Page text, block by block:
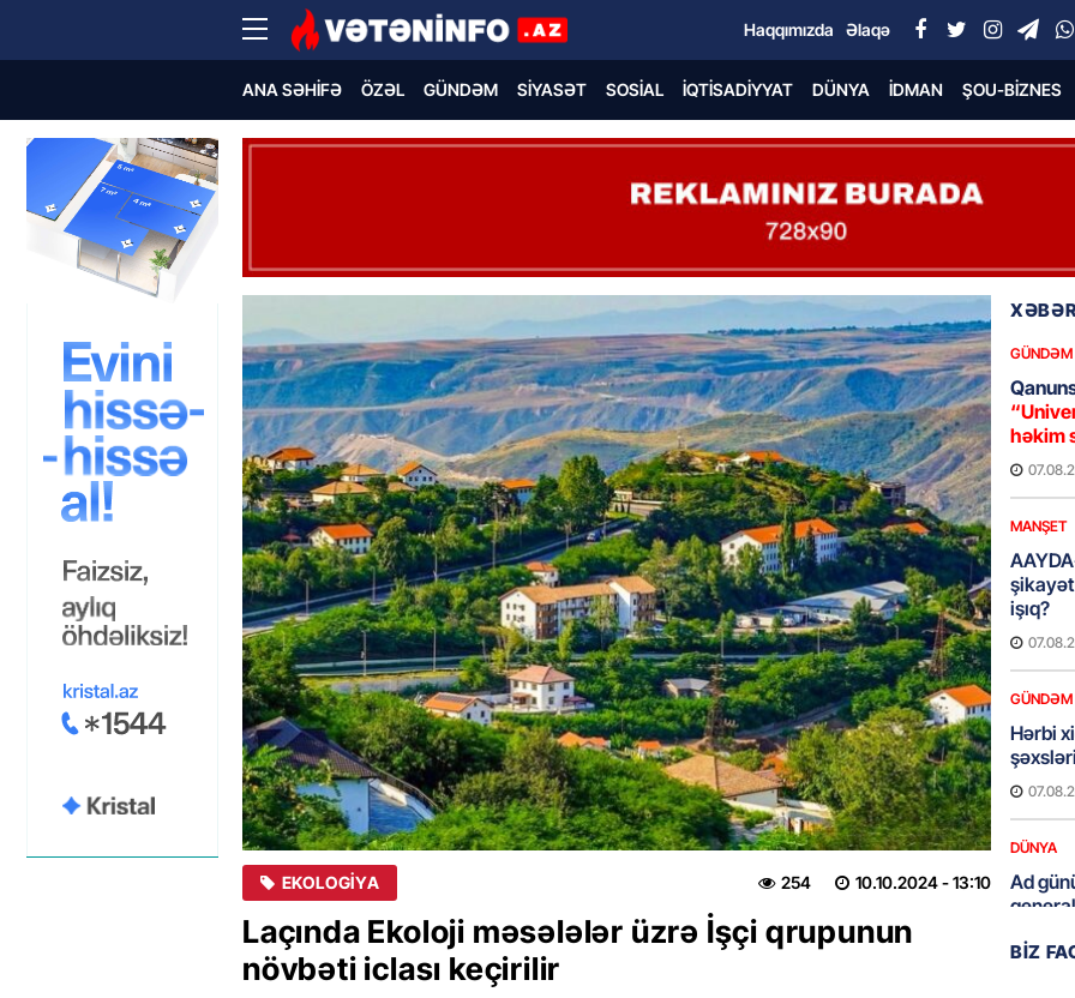
Haqqımızda Əlaqə
ANA SƏHIFƏ ÖZƏL GÜNDƏM SIYASƏT SOSIAL İQTISADIYYAT DÜNYA İDMAN ŞOU-BIZNES
EKOLOGIYA 10.10.2024- 13:10
254
Laçında Ekoloji məsələlər üzrə İşçi qrupunun
növbəti iclası keçirilir
GÜNDƏM
həkim
MANŞET
şikayət
işıq?
GÜNDƏM
Hərbi
DÜNYA
Ad
BIZ